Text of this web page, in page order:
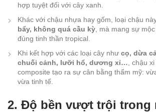
hợp tuyệt đối với cây xanh.
Khác với chậu nhựa hay gốm, loại chậu
bẩy, không quá cầu kỳ , mà mang sự
đúng tinh thần tropical.
Khi kết hợp với các loại cây như cọ, dừa
chuối cảnh, lưỡi hổ, dương xỉ… , chậu
composite tạo ra sự cân bằng thẩm mỹ:
vừa tinh tế.
2. Độ bền vượt trội trong